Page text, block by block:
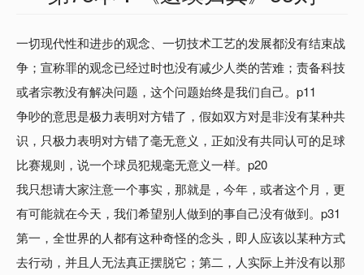
一切现代性和进步的观念、一切技术工艺的发展都没有结束战
争；宣称罪的观念已经过时也没有减少人类的苦难；责备科技
或者宗教没有解决问题，这个问题始终是我们自己。p11
争吵的意思是极力表明对方错了，假如双方对是非没有某种共
识，只极力表明对方错了毫无意义，正如没有共同认可的足球
比赛规则，说一个球员犯规毫无意义一样。p20
我只想请大家注意一个事实，那就是，今年，或者这个月，更
有可能就在今天，我们希望别人做到的事自己没有做到。p31
第一，全世界的人都有这种奇怪的念头，即人应该以某种方式
去行动，并且人无法真正摆脱它；第二，人实际上并没有以那